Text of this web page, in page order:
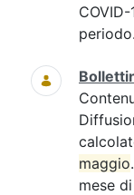
maggio
mese